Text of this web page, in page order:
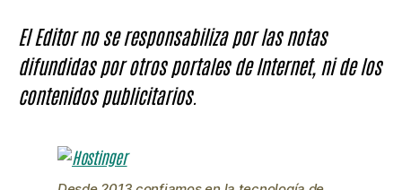
El Editor no se responsabiliza por las notas
difundidas por otros portales de Internet, ni de los
contenidos publicitarios.